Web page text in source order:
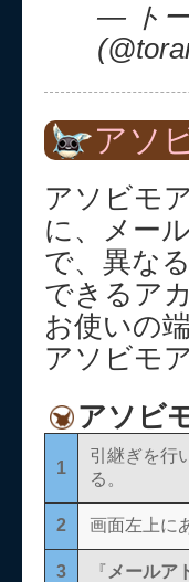
— トー
アソ
アソビモ
に、メー
で、異な
できるア
お使いの
アソビモ
アソビ
1
引継ぎを行
る。
2 画面左上に
3 『 メールア